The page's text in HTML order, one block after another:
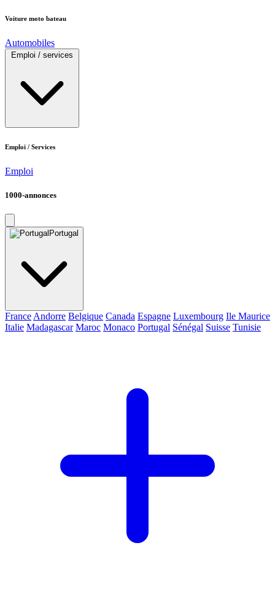
Voiture moto bateau
Automobiles
Emploi / services
Emploi / Services
Emploi
1000-annonces
Portugal
France Andorre Belgique Canada Espagne Luxembourg Ile Maurice
Italie Madagascar Maroc Monaco Portugal Sénégal Suisse Tunisie